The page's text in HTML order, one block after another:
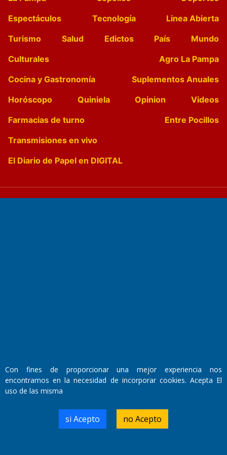
Espectáculos
Tecnología
Linea Abierta
Turismo
Salud Edictos País
Mundo
Culturales
Agro La Pampa
Cocina y Gastronomía
Suplementos Anuales
Horóscopo
Quiniela Opinion
Videos
Farmacias de turno
Entre Pocillos
Transmisiones en vivo
El Diario de Papel en DIGITAL
Domicilio Legal: José Ingenieros 855,
Número de Registro DNDA:
RL-2019-55551274-APN-DNDA#MJ
Con fines de proporcionar una mejor experiencia nos
encontramos en la necesidad de incorporar cookies. Acepta El
uso de las misma
si Acepto no Acepto